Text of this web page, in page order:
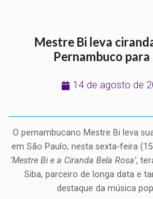
Mestre Bi leva
Pernambuco para
14 de agosto de
O pernambucano Mestre Bi leva
em São Paulo, nesta sexta-feira
‘Mestre Bi e a Ciranda Bela Rosa’,
Siba, parceiro de longa data e
destaque da música